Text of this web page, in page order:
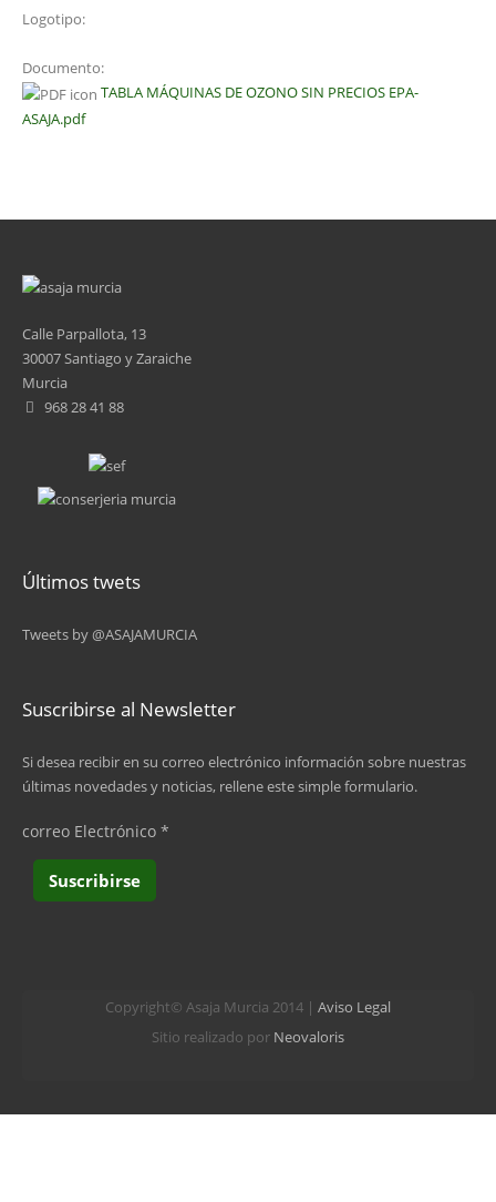
Logotipo:
Documento:
TABLA MÁQUINAS DE OZONO SIN PRECIOS EPA-
ASAJA.pdf
Calle Parpallota, 13
30007 Santiago y Zaraiche
Murcia
968 28 41 88
Últimos twets
Tweets by @ASAJAMURCIA
Suscribirse al Newsletter
Si desea recibir en su correo electrónico información sobre nuestras
últimas novedades y noticias, rellene este simple formulario.
correo Electrónico *
Copyright© Asaja Murcia 2014 | Aviso Legal
Sitio realizado por Neovaloris